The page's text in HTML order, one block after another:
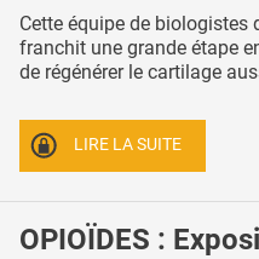
Cette équipe de
franchit une grande étape
de régénérer le cartilage
LIRE LA SUITE
OPIOÏDES :